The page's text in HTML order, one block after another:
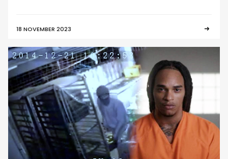
18 NOVEMBER 2023